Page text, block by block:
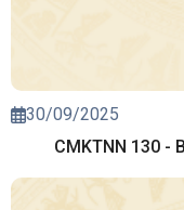
30/09/2025
CMKTNN 130 -